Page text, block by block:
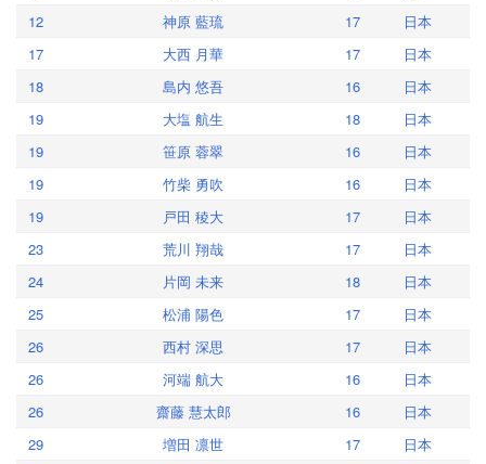
12
神原 藍琉 17
日本
17
大西 月華 17
日本
18
島内 悠吾 16
日本
19
大塩 航生 18
日本
19
笹原 蓉翠 16
日本
19
竹柴 勇吹 16
日本
19
戸田 稜大 17
日本
23
荒川 翔哉 17
日本
24
片岡 未来 18
日本
25
松浦 陽色 17
日本
26
西村 深思 17
日本
26
河端 航大 16
日本
26
齋藤 慧太郎 16
日本
29
増田 凛世 17
日本